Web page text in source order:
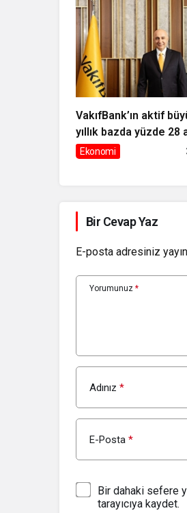
VakıfBank’ın aktif
yıllık bazda yüzde 28
trilyon TL’yi aştı
Ekonomi
Bir Cevap Yaz
E-posta adresiniz
Yorumunuz *
Adınız *
E-Posta *
Bir dahaki sefere
tarayıcıya kaydet.